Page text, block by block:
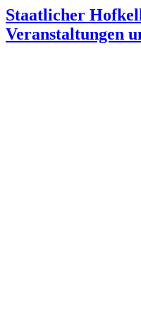
Staatlicher
Veranstaltungen